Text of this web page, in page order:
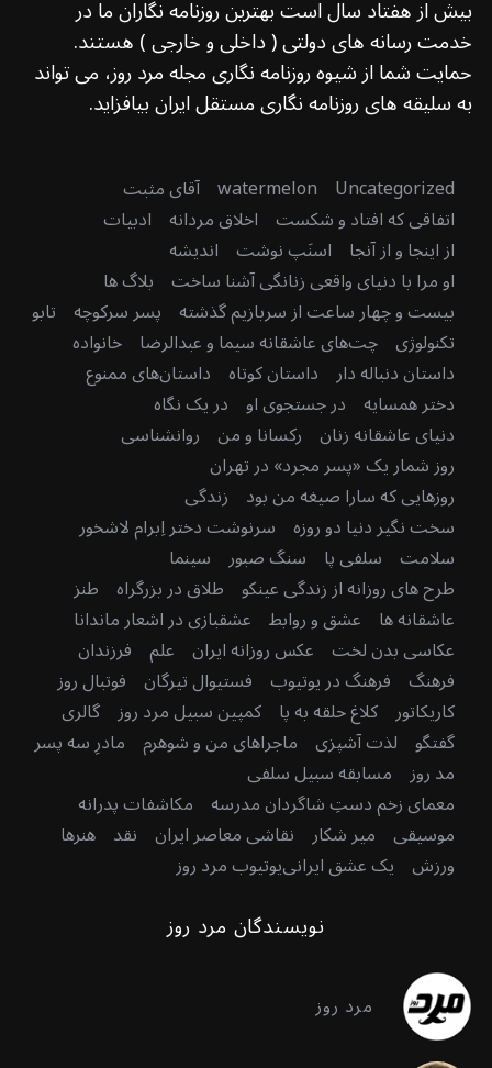
بیش از هفتاد سال است بهترین روزنامه نگاران ما در
خدمت رسانه های دولتی ( داخلی و خارجی ) هستند.
حمایت شما از شیوه روزنامه نگاری مجله مرد روز، می تواند
به سلیقه های روزنامه نگاری مستقل ایران بیافزاید.
Uncategorized
watermelon آقای مثبت
اتفاقی که افتاد و شکست اخلاق مردانه ادبیات
از اینجا و از آنجا اسنَپ نوشت اندیشه
او مرا با دنیای واقعی زنانگی آشنا ساخت بلاگ ها
بیست و چهار ساعت از سربازیم گذشته پسر سرکوچه تابو
تکنولوژی چت‌های عاشقانه سیما و عبدالرضا خانواده
داستان دنباله دار داستان کوتاه داستان‌های ممنوع
دختر همسایه در جستجوی او در یک نگاه
دنیای عاشقانه زنان رکسانا و من روانشناسی
روز شمار یک «پسر مجرد» در تهران
روزهایی که سارا صیغه من بود زندگی
سخت نگیر دنیا دو روزه سرنوشت دختر اِبرام لاشخور
سلامت سلفی پا سنگ صبور سینما
طرح های روزانه از زندگی عینکو طلاق در بزرگراه طنز
عاشقانه ها عشق و روابط عشقبازی در اشعار ماندانا
عکاسی بدن لخت عکس روزانه ایران علم فرزندان
فرهنگ فرهنگ در یوتیوب فستیوال تیرگان فوتبال روز
کاریکاتور کلاغ حلقه به پا کمپین سبیل مرد روز گالری
گفتگو لذت آشپزی ماجراهای من و شوهرم مادرِ سه پسر
مد روز مسابقه سبیل سلفی
معمای زخم دستِ شاگردان مدرسه مکاشفات پدرانه
موسیقی میر شکار نقاشی معاصر ایران نقد هنرها
ورزش یک عشق ایرانییوتیوب مرد روز
نویسندگان مرد روز
مرد روز